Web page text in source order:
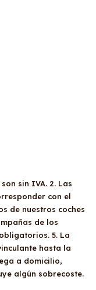
sin IVA. 2. Las
con el
de nuestros coches
de los
5. La
hasta la
a domicilio,
algún sobrecoste.